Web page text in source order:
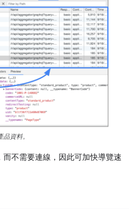
資料。
不需要連線，因此可加快導覽速